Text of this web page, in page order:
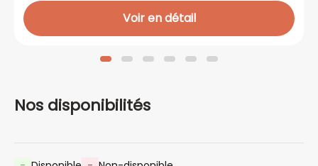
Voir en détail
Nos disponibilités